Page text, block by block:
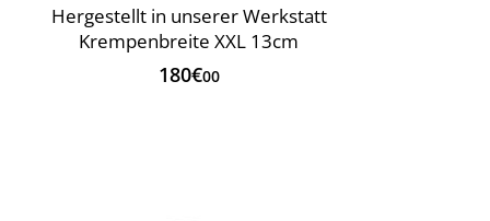
Hergestellt in unserer Werkstatt
Krempenbreite XXL 13cm
180€00